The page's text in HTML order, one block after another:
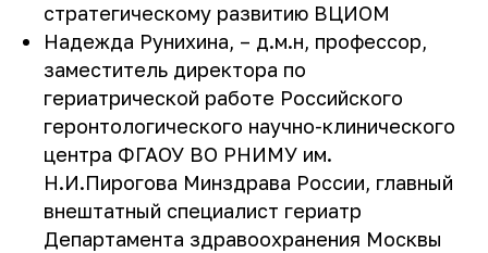
стратегическому развитию ВЦИОМ
Надежда Рунихина, – д.м.н, профессор,
заместитель директора по
гериатрической работе Российского
геронтологического научно-клинического
центра ФГАОУ ВО РНИМУ им.
Н.И.Пирогова Минздрава России, главный
внештатный специалист гериатр
Департамента здравоохранения Москвы